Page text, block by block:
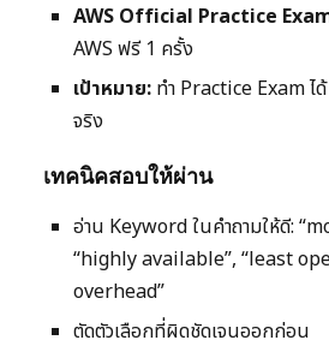
AWS Official Practice
AWS ฟรี 1 ครั้ง
เป้าหมาย: ทำ Practice Exam ไ
จริง
เทคนิคสอบให้ผ่าน
อ่าน Keyword ในคำถามให้ดี:
“highly available”, “least
overhead”
ตัดตัวเลือกที่ผิดชัดเจนออกก่อน